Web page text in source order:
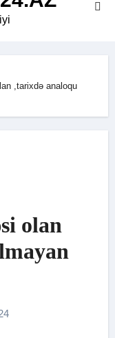
,tarixdə analoqu
olan